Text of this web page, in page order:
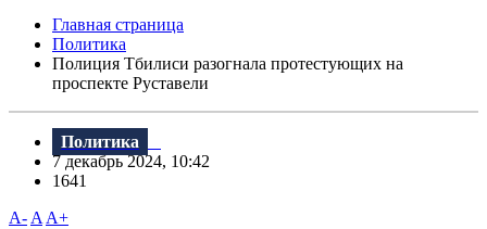
Главная страница
Политика
Полиция Тбилиси разогнала протестующих на
проспекте Руставели
Политика
7 декабрь 2024, 10:42
1641
A- A A+